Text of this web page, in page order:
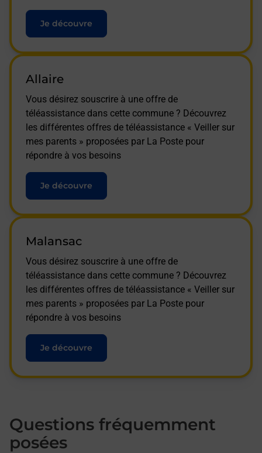
Je découvre
Allaire
Vous désirez souscrire à une offre de
téléassistance dans cette commune ? Découvrez
les différentes offres de téléassistance « Veiller sur
mes parents » proposées par La Poste pour
répondre à vos besoins
Je découvre
Malansac
Vous désirez souscrire à une offre de
téléassistance dans cette commune ? Découvrez
les différentes offres de téléassistance « Veiller sur
mes parents » proposées par La Poste pour
répondre à vos besoins
Je découvre
Questions fréquemment
posées